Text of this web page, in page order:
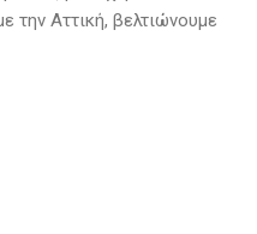
την Αττική, βελτιώνουμε